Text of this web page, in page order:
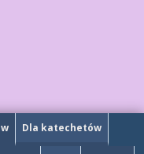
Dla katechetów